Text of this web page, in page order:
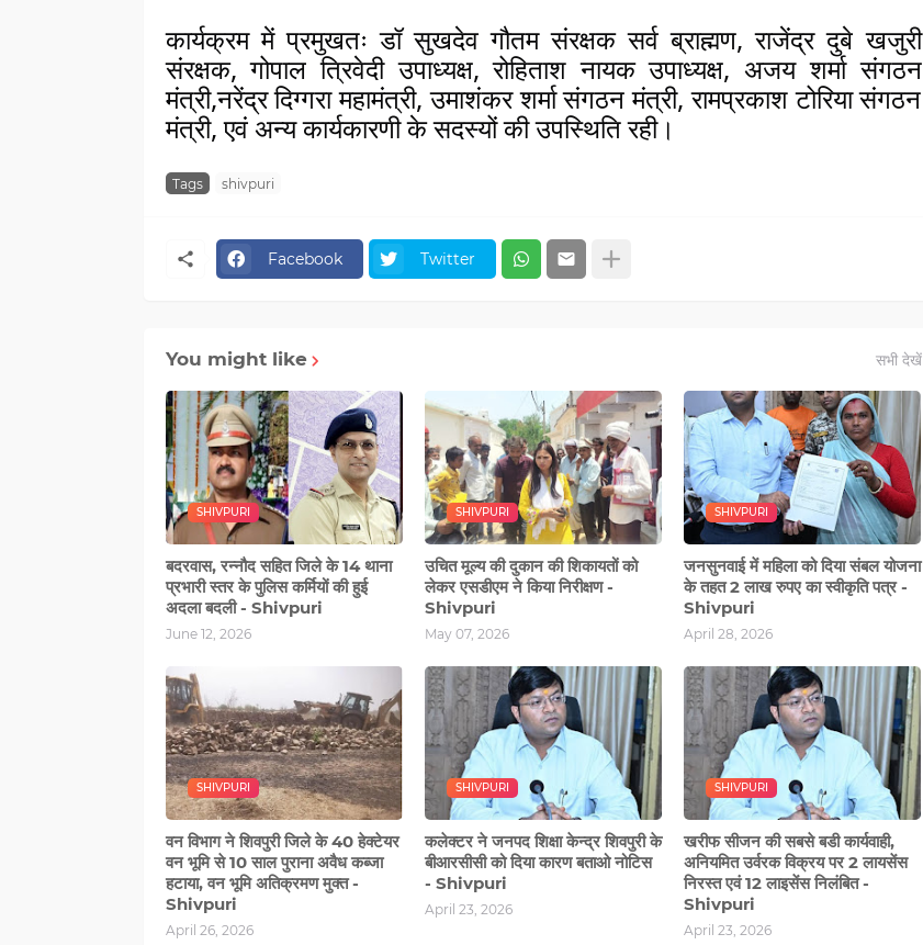
कार्यक्रम में प्रमुखतः डॉ सुखदेव गौतम संरक्षक सर्व ब्राह्मण, राजेंद्र दुबे खजुरी
संरक्षक, गोपाल त्रिवेदी उपाध्यक्ष, रोहिताश नायक उपाध्यक्ष, अजय शर्मा संगठन
मंत्री,नरेंद्र दिग्गरा महामंत्री, उमाशंकर शर्मा संगठन मंत्री, रामप्रकाश टोरिया संगठन
मंत्री, एवं अन्य कार्यकारणी के सदस्यों की उपस्थिति रही।
Tags shivpuri
Facebook Twitter
You might like सभी देखें
SHIVPURI
बदरवास, रन्‍नौद सहित जिले के 14 थाना
प्रभारी स्‍तर के पुलिस कर्मियों की हुई
अदला बदली - Shivpuri
June 12, 2026
SHIVPURI
उचित मूल्य की दुकान की शिकायतों को
लेकर एसडीएम ने किया निरीक्षण -
Shivpuri
May 07, 2026
SHIVPURI
जनसुनवाई में महिला को दिया संबल योजना
के तहत 2 लाख रुपए का स्वीकृति पत्र -
Shivpuri
April 28, 2026
SHIVPURI
वन विभाग ने शिवपुरी जिले के 40 हेक्टेयर
वन भूमि से 10 साल पुराना अवैध कब्जा
हटाया, वन भूमि अतिक्रमण मुक्त -
Shivpuri
April 26, 2026
SHIVPURI
कलेक्टर ने जनपद शिक्षा केन्द्र शिवपुरी के
बीआरसीसी को दिया कारण बताओ नोटिस
- Shivpuri
April 23, 2026
SHIVPURI
खरीफ सीजन की सबसे बडी कार्यवाही,
अनियमित उर्वरक विक्रय पर 2 लायसेंस
निरस्त एवं 12 लाइसेंस निलंबित -
Shivpuri
April 23, 2026